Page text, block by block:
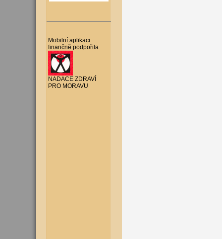
Mobilní aplikaci
finančně podpořila
NADACE ZDRAVÍ
PRO MORAVU